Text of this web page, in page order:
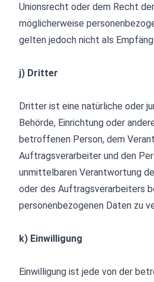
Unionsrecht oder dem Recht
möglicherweise
gelten jedoch nicht als
j) Dritter
Dritter ist eine natürliche oder
Behörde, Einrichtung oder
betroffenen Person, dem
Auftragsverarbeiter und den
unmittelbaren Verantwortung
oder des Auftragsverarbeiters
personenbezogenen Daten zu
k) Einwilligung
Einwilligung ist jede von der